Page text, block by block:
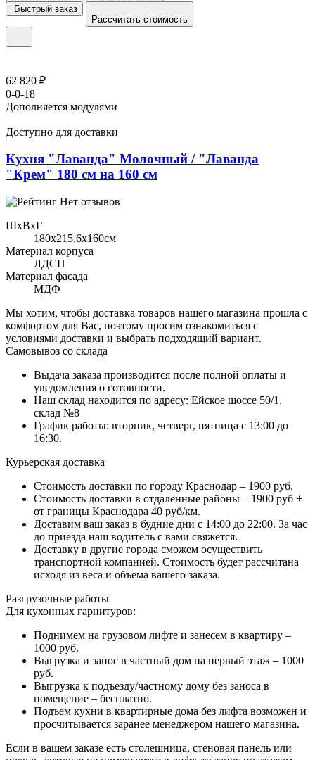
Быстрый заказ
Рассчитать стоимость
62 820 ₽
0-0-18
Дополняется модулями
Доступно для доставки
Кухня "Лаванда" Молочный / "Лаванда
"Крем" 180 см на 160 см
Нет отзывов
ШхВхГ
180x215,6х160см
Материал корпуса
ЛДСП
Материал фасада
МДФ
Мы хотим, чтобы доставка товаров нашего магазина прошла с
комфортом для Вас, поэтому просим ознакомиться с
условиями доставки и выбрать подходящий вариант.
Самовывоз со склада
Выдача заказа производится после полной оплаты и
уведомления о готовности.
Наш склад находится по адресу: Ейское шоссе 50/1,
склад №8
График работы: вторник, четверг, пятница с 13:00 до
16:30.
Курьерская доставка
Стоимость доставки по городу Краснодар – 1900 руб.
Стоимость доставки в отдаленные районы – 1900 руб +
от границы Краснодара 40 руб/км.
Доставим ваш заказ в будние дни с 14:00 до 22:00. За час
до приезда наш водитель с вами свяжется.
Доставку в другие города сможем осуществить
транспортной компанией. Стоимость будет рассчитана
исходя из веса и объема вашего заказа.
Разгрузочные работы
Для кухонных гарнитуров:
Поднимем на грузовом лифте и занесем в квартиру –
1000 руб.
Выгрузка и занос в частный дом на первый этаж – 1000
руб.
Выгрузка к подъезду/частному дому без заноса в
помещение – бесплатно.
Подъем кухни в квартирные дома без лифта возможен и
просчитывается заранее менеджером нашего магазина.
Если в вашем заказе есть столешница, стеновая панель или